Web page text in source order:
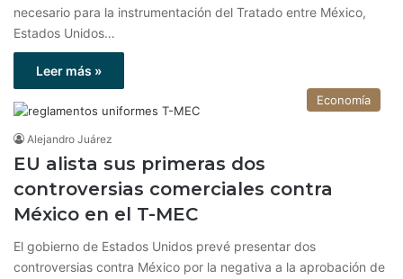
necesario para la instrumentación del Tratado entre México,
Estados Unidos…
Leer más »
Economía
Alejandro Juárez
EU alista sus primeras dos
controversias comerciales contra
México en el T-MEC
El gobierno de Estados Unidos prevé presentar dos
controversias contra México por la negativa a la aprobación de